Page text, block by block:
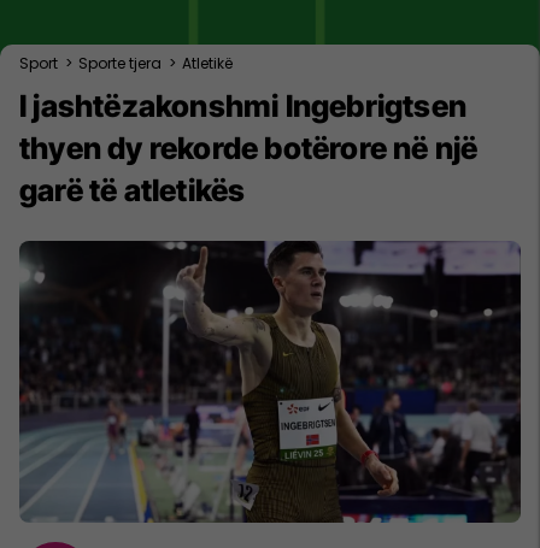
Sport > Sporte tjera > Atletikë
I jashtëzakonshmi Ingebrigtsen
thyen dy rekorde botërore në një
garë të atletikës